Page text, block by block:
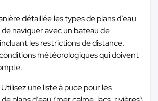
détaillée les types de plans d’eau
naviguer avec un bateau de
les restrictions de distance.
météorologiques qui doivent
une liste à puce pour les